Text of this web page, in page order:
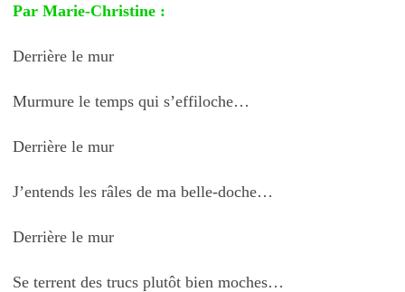
Par Marie-Christine :
Derrière le mur
Murmure le temps qui s’effiloche…
Derrière le mur
J’entends les râles de ma belle-doche…
Derrière le mur
Se terrent des trucs plutôt bien moches…